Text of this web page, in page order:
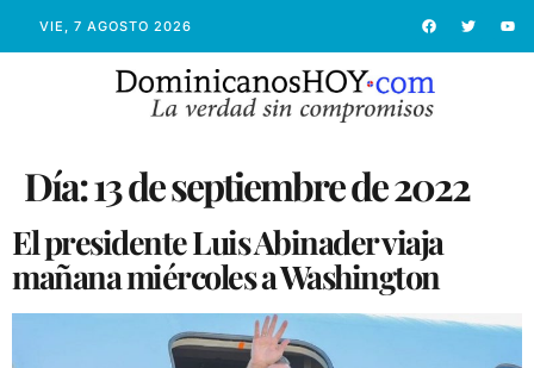
VIE, 7 AGOSTO 2026
Día:13 de septiembre de 2022
El presidente Luis Abinader viaja
mañana miércoles a Washington